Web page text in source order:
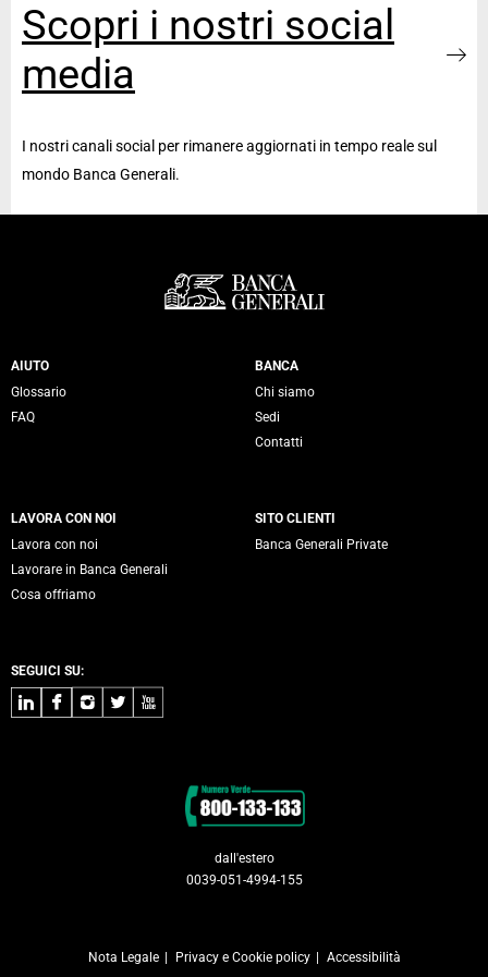
Scopri i nostri social
media
I nostri canali social per rimanere aggiornati in tempo reale sul
mondo Banca Generali.
Servizi Banca Generali
AIUTO
Glossario
FAQ
BANCA
Chi siamo
Sedi
Contatti
LAVORA CON NOI
Lavora con noi
Lavorare in Banca Generali
Cosa offriamo
SITO CLIENTI
Banca Generali Private
SEGUICI SU:
LinkedInFacebook
Instagram
TwitterYoutube
dall'estero
0039-051-4994-155
Nota Legale Privacy e Cookie policy Accessibilità